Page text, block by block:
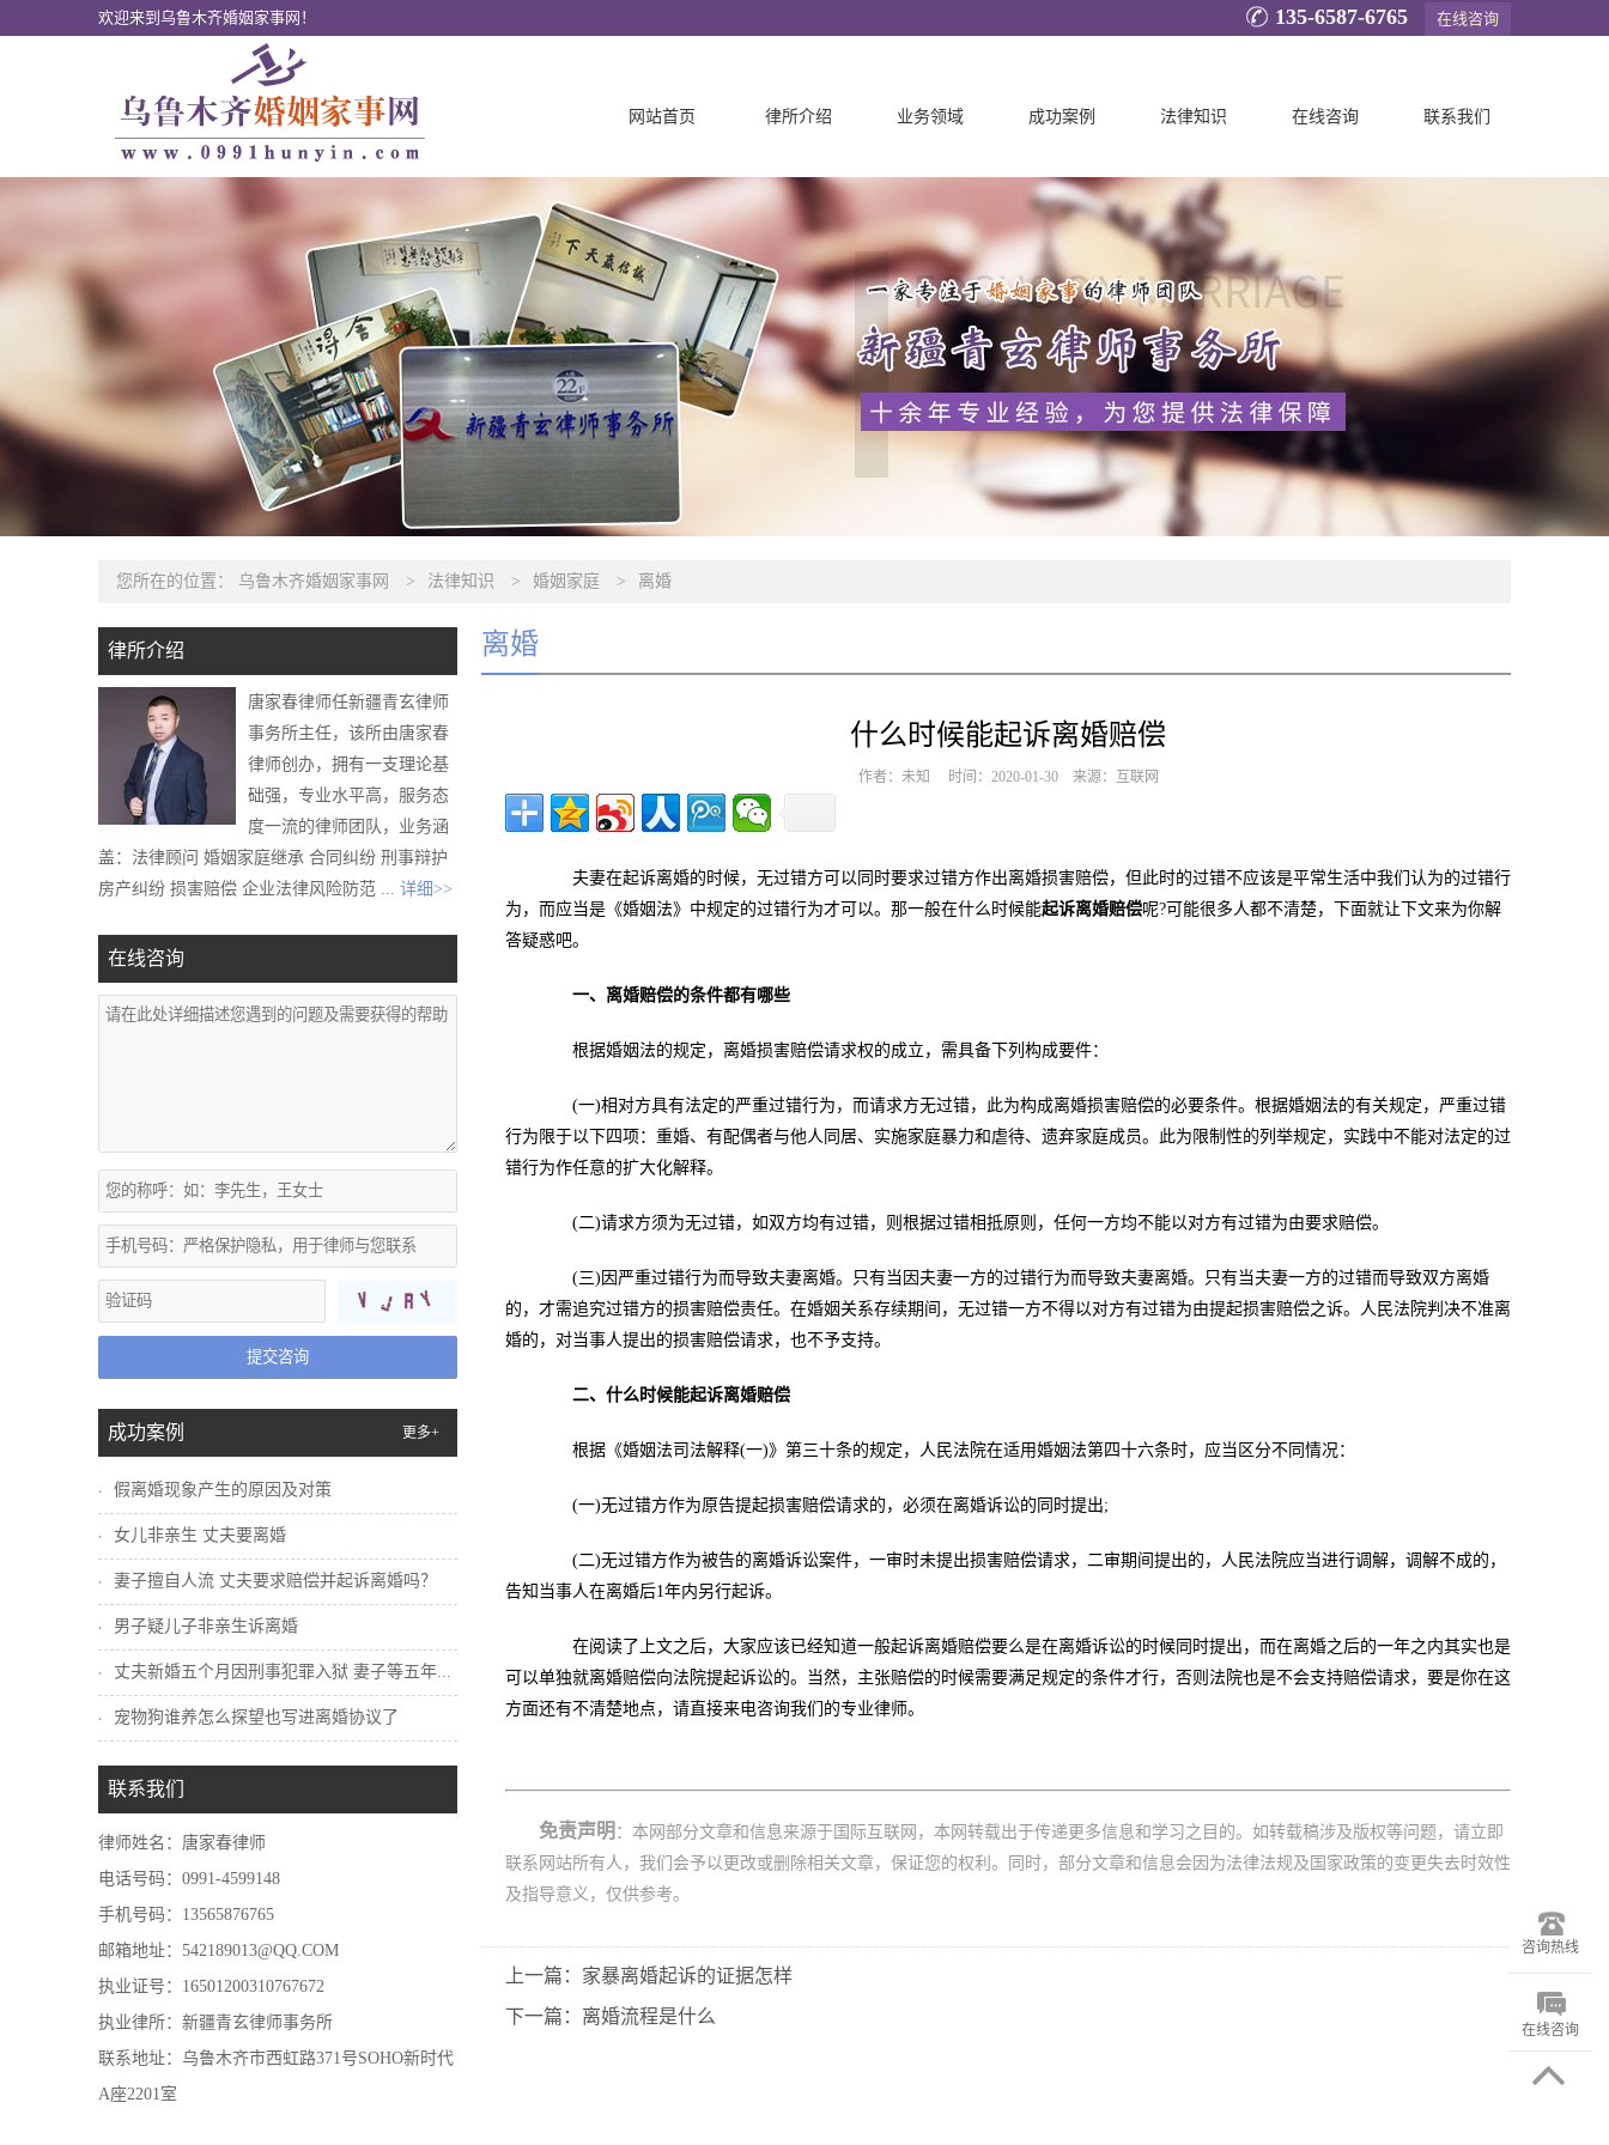
欢迎来到乌鲁木齐婚姻家事网！ 135-6587-6765 在线咨询
网站首页 律所介绍 业务领域 成功案例 法律知识 在线咨询 联系我们
您所在的位置： 乌鲁木齐婚姻家事网 > 法律知识 > 婚姻家庭 > 离婚
律所介绍
唐家春律师任新疆青玄律师
事务所主任，该所由唐家春
律师创办，拥有一支理论基
础强，专业水平高，服务态
度一流的律师团队，业务涵
盖：法律顾问 婚姻家庭继承 合同纠纷 刑事辩护
房产纠纷 损害赔偿 企业法律风险防范 ... 详细>>
在线咨询
提交咨询
成功案例 更多+
假离婚现象产生的原因及对策
女儿非亲生 丈夫要离婚
妻子擅自人流 丈夫要求赔偿并起诉离婚吗？
男子疑儿子非亲生诉离婚
丈夫新婚五个月因刑事犯罪入狱 妻子等五年...
宠物狗谁养怎么探望也写进离婚协议了
联系我们
律师姓名：唐家春律师
电话号码：0991-4599148
手机号码：13565876765
邮箱地址：542189013@QQ.COM
执业证号：16501200310767672
执业律所：新疆青玄律师事务所
联系地址：乌鲁木齐市西虹路371号SOHO新时代
A座2201室
离婚
什么时候能起诉离婚赔偿
作者：未知 时间：2020-01-30 来源：互联网
夫妻在起诉离婚的时候，无过错方可以同时要求过错方作出离婚损害赔偿，但此时的过错不应该是平常生活中我们认为的过错行
为，而应当是《婚姻法》中规定的过错行为才可以。那一般在什么时候能起诉离婚赔偿呢?可能很多人都不清楚，下面就让下文来为你解
答疑惑吧。
一、离婚赔偿的条件都有哪些
根据婚姻法的规定，离婚损害赔偿请求权的成立，需具备下列构成要件：
(一)相对方具有法定的严重过错行为，而请求方无过错，此为构成离婚损害赔偿的必要条件。根据婚姻法的有关规定，严重过错
行为限于以下四项：重婚、有配偶者与他人同居、实施家庭暴力和虐待、遗弃家庭成员。此为限制性的列举规定，实践中不能对法定的过
错行为作任意的扩大化解释。
(二)请求方须为无过错，如双方均有过错，则根据过错相抵原则，任何一方均不能以对方有过错为由要求赔偿。
(三)因严重过错行为而导致夫妻离婚。只有当因夫妻一方的过错行为而导致夫妻离婚。只有当夫妻一方的过错而导致双方离婚
的，才需追究过错方的损害赔偿责任。在婚姻关系存续期间，无过错一方不得以对方有过错为由提起损害赔偿之诉。人民法院判决不准离
婚的，对当事人提出的损害赔偿请求，也不予支持。
二、什么时候能起诉离婚赔偿
根据《婚姻法司法解释(一)》第三十条的规定，人民法院在适用婚姻法第四十六条时，应当区分不同情况：
(一)无过错方作为原告提起损害赔偿请求的，必须在离婚诉讼的同时提出;
(二)无过错方作为被告的离婚诉讼案件，一审时未提出损害赔偿请求，二审期间提出的，人民法院应当进行调解，调解不成的，
告知当事人在离婚后1年内另行起诉。
在阅读了上文之后，大家应该已经知道一般起诉离婚赔偿要么是在离婚诉讼的时候同时提出，而在离婚之后的一年之内其实也是
可以单独就离婚赔偿向法院提起诉讼的。当然，主张赔偿的时候需要满足规定的条件才行，否则法院也是不会支持赔偿请求，要是你在这
方面还有不清楚地点，请直接来电咨询我们的专业律师。
免责声明 ：本网部分文章和信息来源于国际互联网，本网转载出于传递更多信息和学习之目的。如转载稿涉及版权等问题，请立即
联系网站所有人，我们会予以更改或删除相关文章，保证您的权利。同时，部分文章和信息会因为法律法规及国家政策的变更失去时效性
及指导意义，仅供参考。
上一篇：家暴离婚起诉的证据怎样
下一篇：离婚流程是什么
咨询热线
在线咨询